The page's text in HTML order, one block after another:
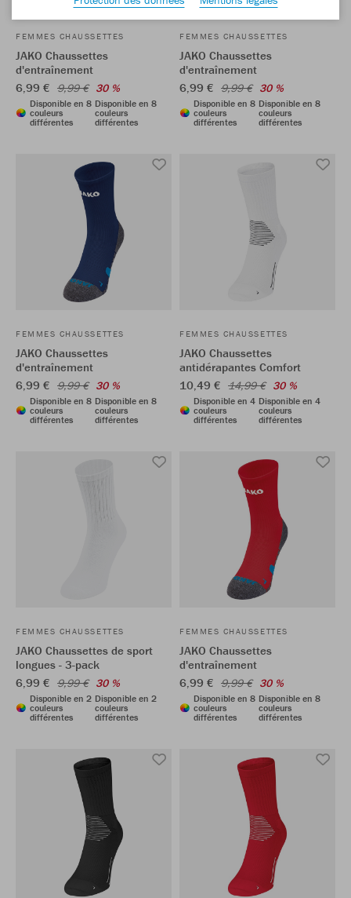
FEMMES CHAUSSETTES
JAKO Chaussettes
d'entraînement
6,99 € 9,99 € 30 %
Disponible en 8
couleurs
différentes
Disponible en 8
couleurs
différentes
FEMMES CHAUSSETTES
JAKO Chaussettes
d'entraînement
6,99 € 9,99 € 30 %
Disponible en 8
couleurs
différentes
Disponible en 8
couleurs
différentes
FEMMES CHAUSSETTES
JAKO Chaussettes
d'entraînement
6,99 € 9,99 € 30 %
Disponible en 8
couleurs
différentes
Disponible en 8
couleurs
différentes
FEMMES CHAUSSETTES
JAKO Chaussettes
antidérapantes Comfort
10,49 € 14,99 € 30 %
Disponible en 4
couleurs
différentes
Disponible en 4
couleurs
différentes
FEMMES CHAUSSETTES
JAKO Chaussettes de sport
longues - 3-pack
6,99 € 9,99 € 30 %
Disponible en 2
couleurs
différentes
Disponible en 2
couleurs
différentes
FEMMES CHAUSSETTES
JAKO Chaussettes
d'entraînement
6,99 € 9,99 € 30 %
Disponible en 8
couleurs
différentes
Disponible en 8
couleurs
différentes